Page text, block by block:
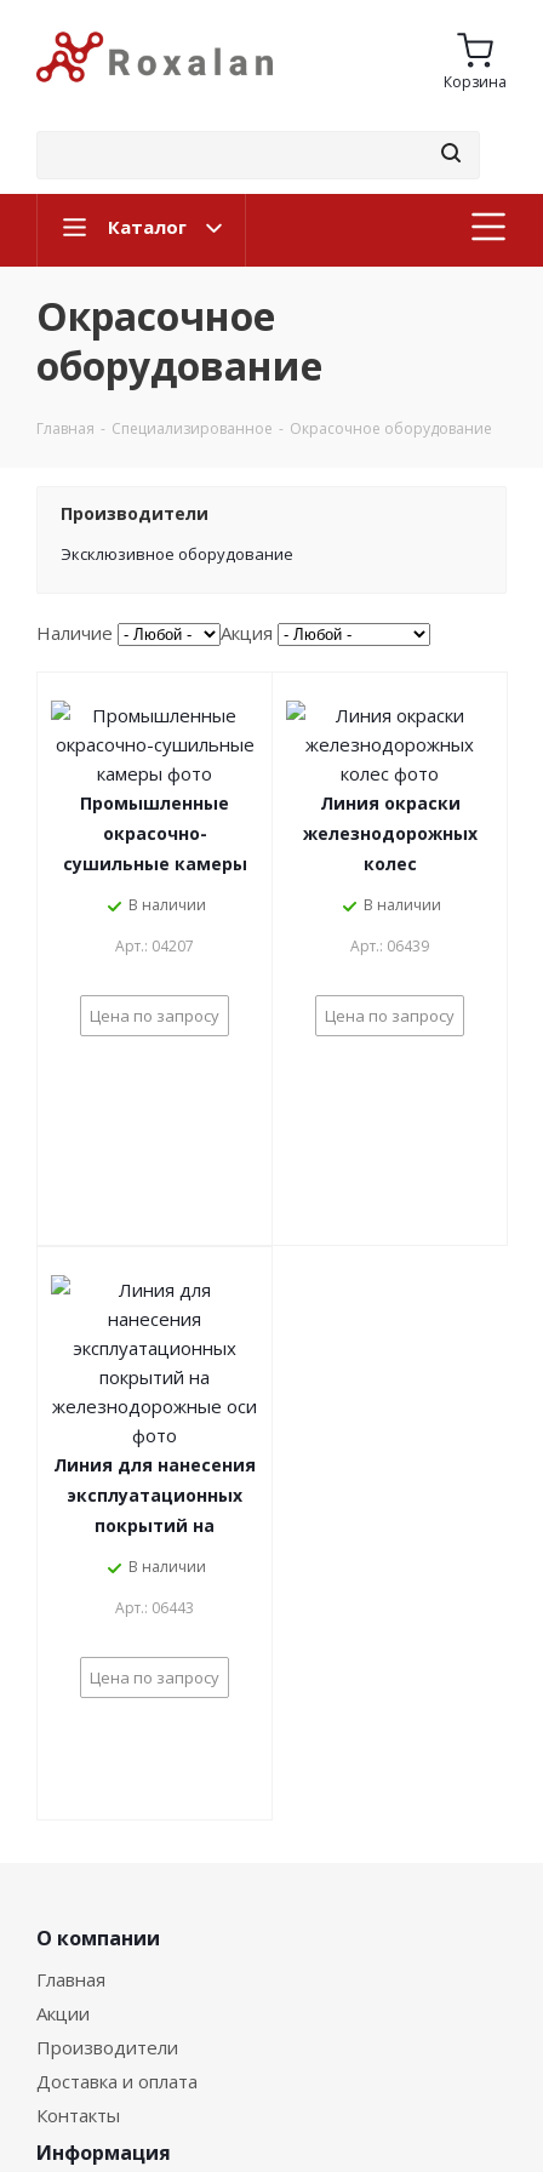
Корзина
Каталог
Окрасочное
оборудование
Главная - Специализированное - Окрасочное оборудование
Производители
Эксклюзивное оборудование
Наличие Акция
Промышленные
окрасочно-
сушильные камеры
В наличии
Арт.: 04207
Цена по запросу
Линия окраски
железнодорожных
колес
В наличии
Арт.: 06439
Цена по запросу
Линия для нанесения
эксплуатационных
покрытий на
железнодорожные
В наличии
Арт.: 06443
Цена по запросу
О компании
Главная
Акции
Производители
Доставка и оплата
Контакты
Информация